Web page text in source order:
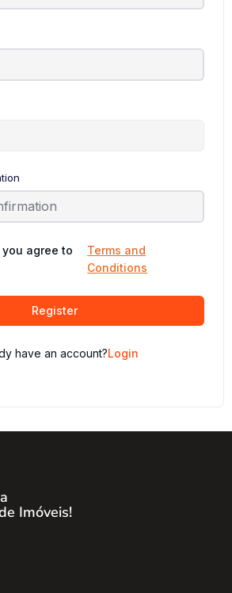
agree to
Terms and
Conditions
Register
have an account?Login
Imóveis!